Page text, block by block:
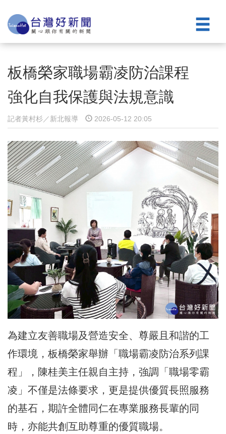
板橋榮家職場霸凌防治課程
強化自我保護與法規意識
記者黃村杉／新北報導 2026-05-12 20:05
為建立友善職場及營造安全、尊嚴且和諧的工
作環境，板橋榮家舉辦「職場霸凌防治系列課
程」，陳桂美主任親自主持，強調「職場零霸
凌」不僅是法條要求，更是提供優質長照服務
的基石，期許全體同仁在專業服務長輩的同
時，亦能共創互助尊重的優質職場。